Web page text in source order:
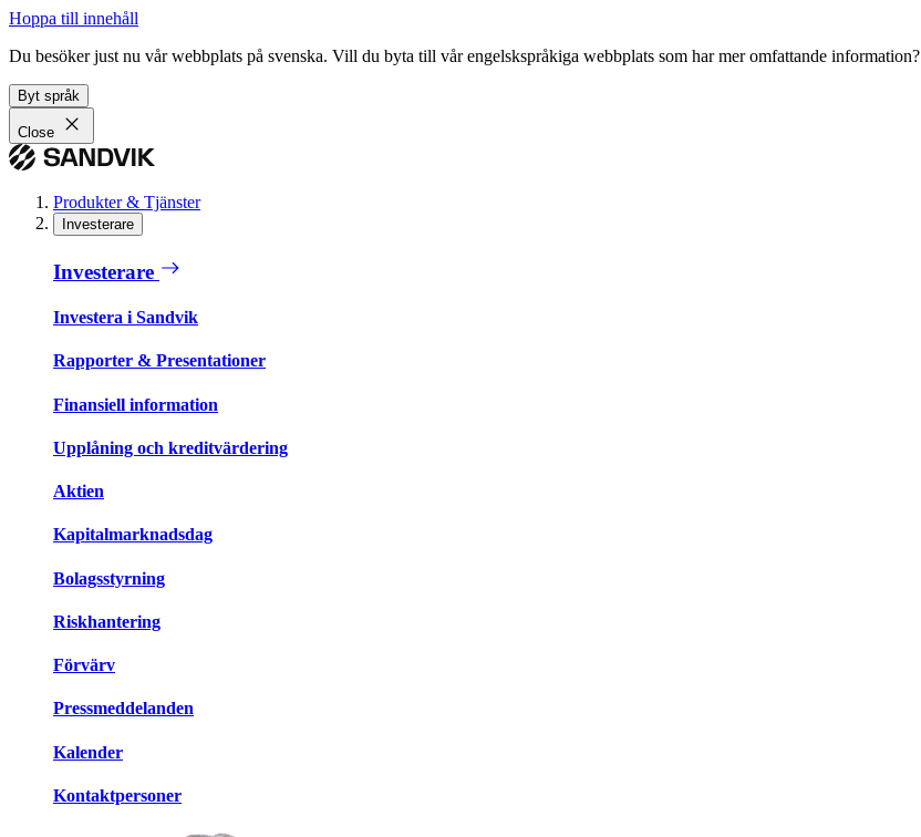
Hoppa till innehåll
Du besöker just nu vår webbplats på svenska. Vill du byta till vår engelskspråkiga webbplats som har mer omfattande information?
Byt språk
Close
Produkter & Tjänster
Investerare
Investerare
Investera i Sandvik
Rapporter & Presentationer
Finansiell information
Upplåning och kreditvärdering
Aktien
Kapitalmarknadsdag
Bolagsstyrning
Riskhantering
Förvärv
Pressmeddelanden
Kalender
Kontaktpersoner